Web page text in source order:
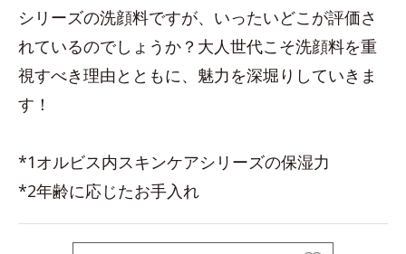
シリーズの洗顔料ですが、いったいどこが評価さ
れているのでしょうか？大人世代こそ洗顔料を重
視すべき理由とともに、魅力を深堀りしていきま
す！
*1オルビス内スキンケアシリーズの保湿力
*2年齢に応じたお手入れ